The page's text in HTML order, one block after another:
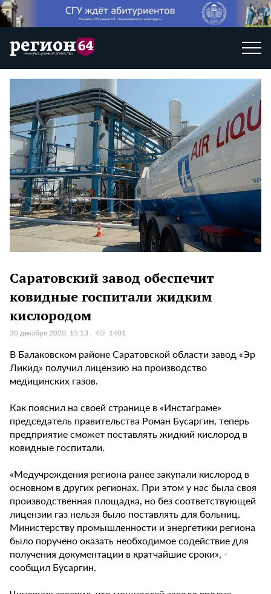
Саратовский завод обеспечит
ковидные госпитали жидким
кислородом
30 декабря 2020, 15:13 1401
В Балаковском районе Саратовской области завод «Эр
Ликид» получил лицензию на производство
медицинских газов.
Как пояснил на своей странице в «Инстаграме»
председатель правительства Роман Бусаргин, теперь
предприятие сможет поставлять жидкий кислород в
ковидные госпитали.
«Медучреждения региона ранее закупали кислород в
основном в других регионах. При этом у нас была своя
производственная площадка, но без соответствующей
лицензии газ нельзя было поставлять для больниц.
Министерству промышленности и энергетики региона
было поручено оказать необходимое содействие для
получения документации в кратчайшие сроки», -
сообщил Бусаргин.